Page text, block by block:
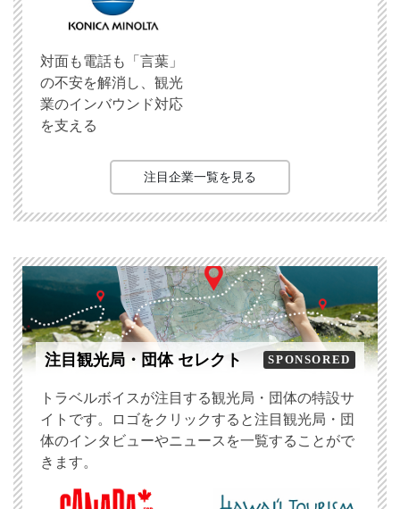
対面も電話も「言葉」
の不安を解消し、観光
業のインバウンド対応
を支える
注目企業一覧を見る
注目観光局・団体 セレクト SPONSORED
トラベルボイスが注目する観光局・団体の特設サ
イトです。ロゴをクリックすると注目観光局・団
体のインタビューやニュースを一覧することがで
きます。